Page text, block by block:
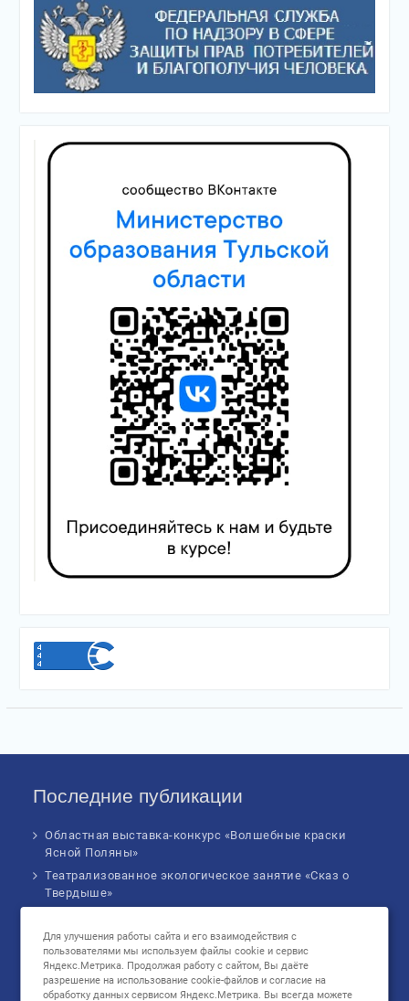
Последние публикации
Областная выставка-конкурс «Волшебные краски
Ясной Поляны»
Театрализованное экологическое занятие «Сказ о
Твердыше»
форума
Музыкальное бинго!
Познавательное занятие «В сердце России: флаг
родной страны», посвященное Дню
Для улучшения работы сайта и его взаимодействия с
пользователями мы используем файлы cookie и сервис
Яндекс.Метрика. Продолжая работу с сайтом, Вы даёте
разрешение на использование cookie-файлов и согласие на
обработку данных сервисом Яндекс.Метрика. Вы всегда можете